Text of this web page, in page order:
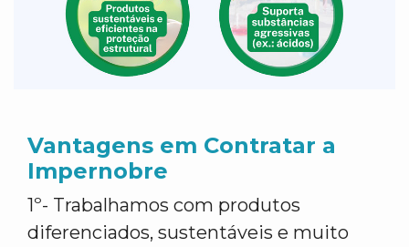
Vantagens em Contratar a
Impernobre
1º- Trabalhamos com produtos
diferenciados, sustentáveis e muito